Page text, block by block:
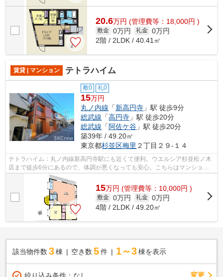
20.6万円 (管理費等：18,000円 )
敷金 0万円 礼金 0万円
2階 / 2LDK / 40.41㎡
賃貸 | マンション テトラハイム
敷0 礼0
15万円
丸ノ内線 「新高円寺 」駅 徒歩9分
総武線 「高円寺 」駅 徒歩20分
総武線 「 阿佐ケ谷 」駅 徒歩20分
築39年 / 49.20㎡
東京都杉並区梅里 ２丁目２９-１４
テトラハイム：丸ノ内線新高円寺駅にも近くて便利。ウエルシア杉並松ノ木
店まで徒歩6分にあるので、体調が悪くなっても安心。こちらはマンション
タイプになります。駅から徒歩9分に立...
15万円 (管理費等：10,000円 )
敷金 0万円 礼金 0万円
4階 / 2LDK / 49.20㎡
該当物件数 3棟 空き数 5 件 1～3 棟を表示
絞り込み条件： なし 変更